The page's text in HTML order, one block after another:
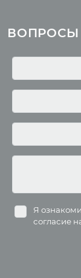
Курсы
Курсы
Занятия
Я
согласие